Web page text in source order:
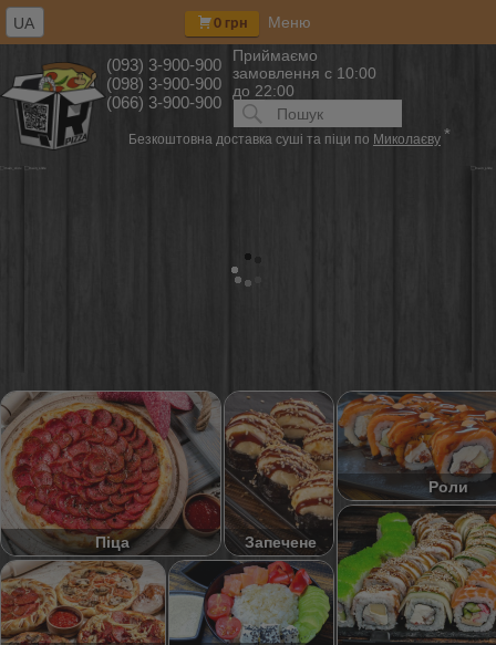
(093) 3-900-900
(098) 3-900-900
(066) 3-900-900
Приймаємо
замовлення с 10:00
до 22:00
Искать:ПОИСК
0 грн Меню
Безкоштовна доставка суші та піци по Миколаєву *
UA
Піца Запечене
Роли